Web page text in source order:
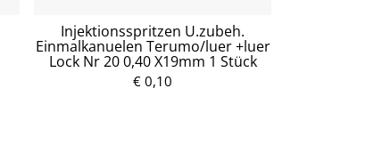
Injektionsspritzen U.zubeh.
Einmalkanuelen Terumo/luer +luer
Lock Nr 20 0,40 X19mm 1 Stück
€ 0,10P